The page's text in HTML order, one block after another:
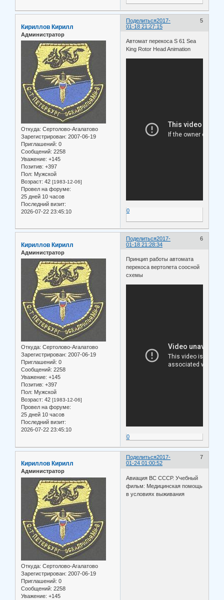
Поделиться 5
2017-
01-18 21:27:15
Кириллов Кирилл
Администратор
Откуда: Сертолово-Агалатово
Зарегистрирован: 2007-06-19
Приглашений: 0
Сообщений: 2258
Уважение: +145
Позитив: +397
Пол: Мужской
Возраст: 42 [1983-12-06]
Провел на форуме:
25 дней 10 часов
Последний визит:
2026-07-22 23:45:10
Автомат перекоса S 61 Sea
King Rotor Head Animation
0
Поделиться 6
2017-
01-18 21:28:34
Кириллов Кирилл
Администратор
Откуда: Сертолово-Агалатово
Зарегистрирован: 2007-06-19
Приглашений: 0
Сообщений: 2258
Уважение: +145
Позитив: +397
Пол: Мужской
Возраст: 42 [1983-12-06]
Провел на форуме:
25 дней 10 часов
Последний визит:
2026-07-22 23:45:10
Принцип работы автомата
перекоса вертолета соосной
схемы
0
Поделиться 7
2017-
01-24 01:00:52
Кириллов Кирилл
Администратор
Откуда: Сертолово-Агалатово
Зарегистрирован: 2007-06-19
Приглашений: 0
Сообщений: 2258
Уважение: +145
Авиация ВС СССР. Учебный
фильм: Медицинская помощь
в условиях выживания